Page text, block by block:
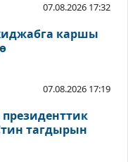
07.08.2026 17:32
каршы
07.08.2026 17:19
тагдырын